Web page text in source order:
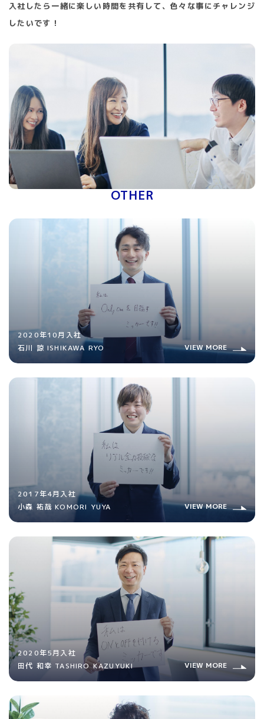
入社したら一緒に楽しい時間を共有して、色々な事にチャレンジ
したいです！
OTHER
2020年10月入社
石川 諒 ISHIKAWA RYO
VIEW MORE
2017年4月入社
小森 祐哉 KOMORI YUYA
VIEW MORE
2020年5月入社
田代 和幸 TASHIRO KAZUYUKI
VIEW MORE